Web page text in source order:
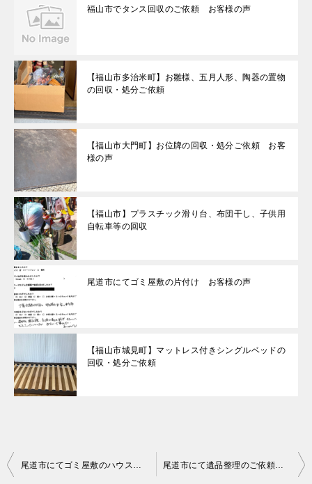
福山市でタンス回収のご依頼 お客様の声
【福山市多治米町】お雛様、五月人形、陶器の置物
の回収・処分ご依頼
【福山市大門町】お位牌の回収・処分ご依頼 お客
様の声
【福山市】プラスチック滑り台、布団干し、子供用
自転車等の回収
尾道市にてゴミ屋敷の片付け お客様の声
【福山市城見町】マットレス付きシングルベッドの
回収・処分ご依頼
投
尾道市にてゴミ屋敷のハウスクリーニング お客様の声 尾道市にて遺品整理のご依頼 お客様の声